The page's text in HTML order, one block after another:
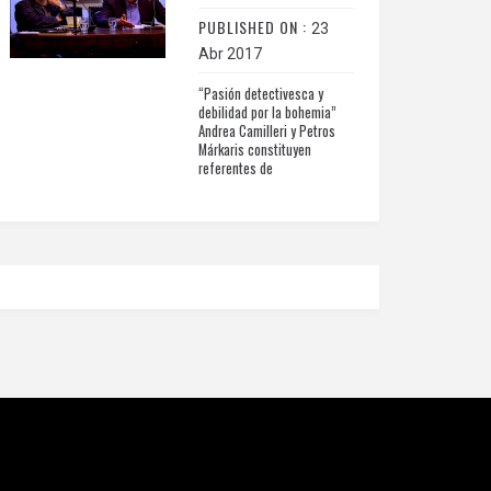
PUBLISHED ON : 23
Abr 2017
“Pasión detectivesca y
debilidad por la bohemia”
Andrea Camilleri y Petros
Márkaris constituyen
referentes de